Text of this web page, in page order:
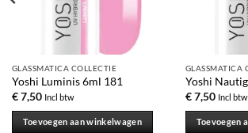
GLASSMATICA COLLECTIE
Yoshi Luminis 6ml 181
€7,50 Incl btw
Toevoegen aan winkelwagen
GLASSMATICA
Yoshi
€7,50 Incl btw
Toevoegen